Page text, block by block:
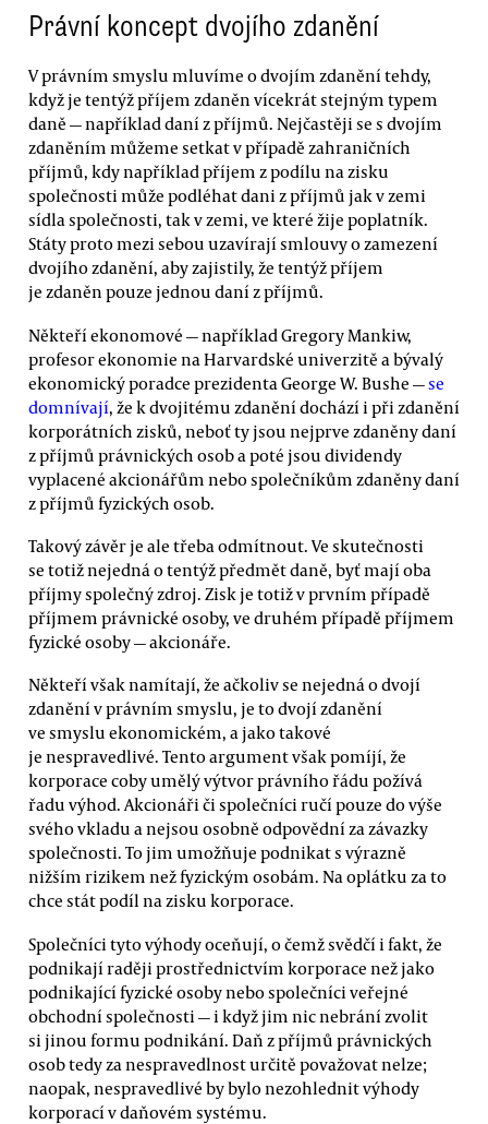
Právní koncept dvojího zdanění
V právním smyslu mluvíme o dvojím zdanění tehdy,
když je tentýž příjem zdaněn vícekrát stejným typem
daně — například daní z příjmů. Nejčastěji se s dvojím
zdaněním můžeme setkat v případě zahraničních
příjmů, kdy například příjem z podílu na zisku
společnosti může podléhat dani z příjmů jak v zemi
sídla společnosti, tak v zemi, ve které žije poplatník.
Státy proto mezi sebou uzavírají smlouvy o zamezení
dvojího zdanění, aby zajistily, že tentýž příjem
je zdaněn pouze jednou daní z příjmů.
Někteří ekonomové — například Gregory Mankiw,
profesor ekonomie na Harvardské univerzitě a bývalý
ekonomický poradce prezidenta George W. Bushe —se
domnívají, že k dvojitému zdanění dochází i při zdanění
korporátních zisků, neboť ty jsou nejprve zdaněny daní
z příjmů právnických osob a poté jsou dividendy
vyplacené akcionářům nebo společníkům zdaněny daní
z příjmů fyzických osob.
Takový závěr je ale třeba odmítnout. Ve skutečnosti
se totiž nejedná o tentýž předmět daně, byť mají oba
příjmy společný zdroj. Zisk je totiž v prvním případě
příjmem právnické osoby, ve druhém případě příjmem
fyzické osoby — akcionáře.
Někteří však namítají, že ačkoliv se nejedná o dvojí
zdanění v právním smyslu, je to dvojí zdanění
ve smyslu ekonomickém, a jako takové
je nespravedlivé. Tento argument však pomíjí, že
korporace coby umělý výtvor právního řádu požívá
řadu výhod. Akcionáři či společníci ručí pouze do výše
svého vkladu a nejsou osobně odpovědní za závazky
společnosti. To jim umožňuje podnikat s výrazně
nižším rizikem než fyzickým osobám. Na oplátku za to
chce stát podíl na zisku korporace.
Společníci tyto výhody oceňují, o čemž svědčí i fakt, že
podnikají raději prostřednictvím korporace než jako
podnikající fyzické osoby nebo společníci veřejné
obchodní společnosti — i když jim nic nebrání zvolit
si jinou formu podnikání. Daň z příjmů právnických
osob tedy za nespravedlnost určitě považovat nelze;
naopak, nespravedlivé by bylo nezohlednit výhody
korporací v daňovém systému.